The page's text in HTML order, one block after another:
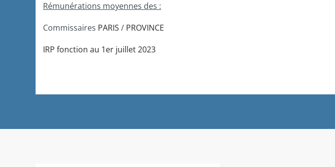
Rémunérations moyennes des :
Commissaires PARIS / PROVINCE
IRP fonction au 1er juillet 2023